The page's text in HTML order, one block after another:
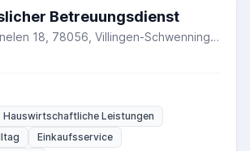
Betreuungsdienst
Auf Rinelen 18, 78056, Villingen-Schwenningen
Hauswirtschaftliche Leistungen
Einkaufsservice